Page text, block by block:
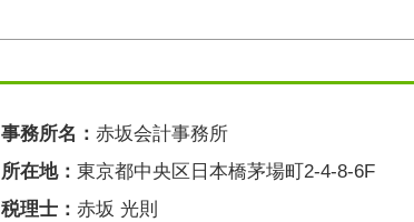
事務所名： 赤坂会計事務所
所在地： 東京都中央区日本橋茅場町2-4-8-6F
税理士： 赤坂 光則